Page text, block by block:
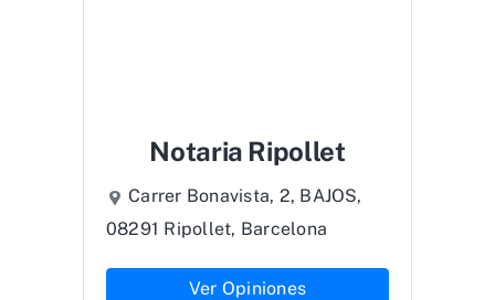
Notaria Ripollet
Carrer Bonavista, 2, BAJOS,
08291 Ripollet, Barcelona
Ver Opiniones